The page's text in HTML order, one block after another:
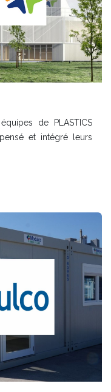
de PLASTICS
et intégré leurs